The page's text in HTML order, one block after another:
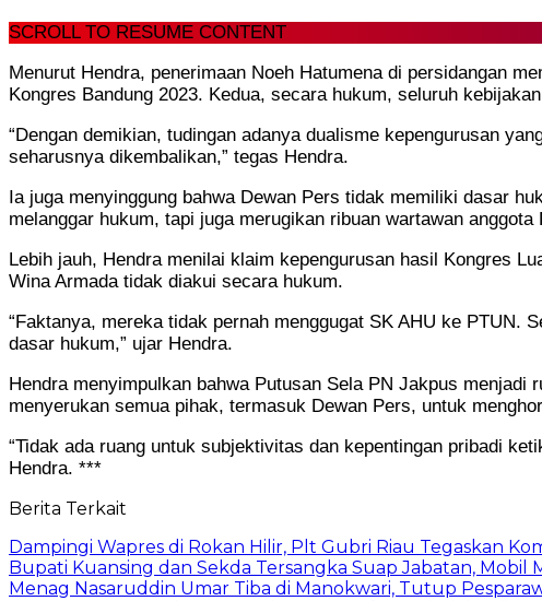
SCROLL TO RESUME CONTENT
Menurut Hendra, penerimaan Noeh Hatumena di persidangan
Kongres Bandung 2023. Kedua, secara hukum, seluruh
“Dengan demikian, tudingan adanya dualisme kepengurusan
seharusnya dikembalikan,” tegas Hendra.
Ia juga menyinggung bahwa Dewan Pers tidak memiliki dasar
melanggar hukum, tapi juga merugikan ribuan wartawan anggota
Lebih jauh, Hendra menilai klaim kepengurusan hasil Kongres
Wina Armada tidak diakui secara hukum.
“Faktanya, mereka tidak pernah menggugat SK AHU ke PTUN.
dasar hukum,” ujar Hendra.
Hendra menyimpulkan bahwa Putusan Sela PN Jakpus
menyerukan semua pihak, termasuk Dewan Pers, untuk
“Tidak ada ruang untuk subjektivitas dan kepentingan pribadi
Hendra. ***
Berita Terkait
Dampingi Wapres di Rokan Hilir, Plt Gubri Riau Tegaskan
Bupati Kuansing dan Sekda Tersangka Suap Jabatan, Mobil
Menag Nasaruddin Umar Tiba di Manokwari, Tutup